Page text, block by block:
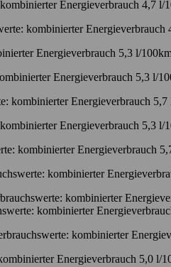
Energieverbrauch 4,7 l/
kombinierter
Energieverbrauch 5,3 l/
Energieverbrauch 5,3 l/
kombinierter Energieverbrauch
Energieverbrauch 5,3
kombinierter Energieverbrauch
kombinierter
kombinierter
kombinierter
kombinierter
Energieverbrauch 5,0 l/